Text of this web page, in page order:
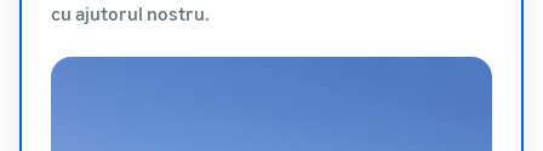
cu ajutorul nostru.